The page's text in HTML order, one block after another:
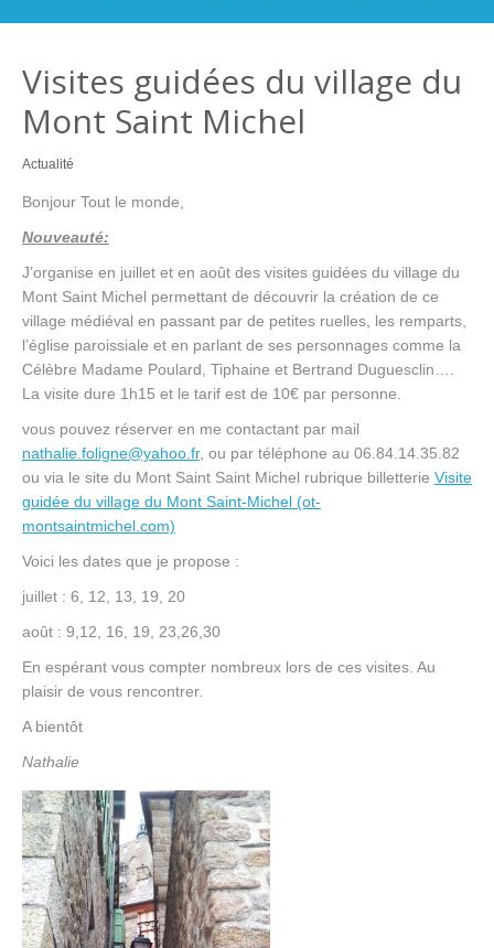
Visites guidées du village du
Mont Saint Michel
Actualité
Bonjour Tout le monde,
Nouveauté:
J’organise en juillet et en août des visites guidées du village du
Mont Saint Michel permettant de découvrir la création de ce
village médiéval en passant par de petites ruelles, les remparts,
l’église paroissiale et en parlant de ses personnages comme la
Célèbre Madame Poulard, Tiphaine et Bertrand Duguesclin….
La visite dure 1h15 et le tarif est de 10€ par personne.
vous pouvez réserver en me contactant par mail
nathalie.foligne@yahoo.fr, ou par téléphone au 06.84.14.35.82
ou via le site du Mont Saint Saint Michel rubrique billetterie Visite
guidée du village du Mont Saint-Michel (ot-
montsaintmichel.com)
Voici les dates que je propose :
juillet : 6, 12, 13, 19, 20
août : 9,12, 16, 19, 23,26,30
En espérant vous compter nombreux lors de ces visites. Au
plaisir de vous rencontrer.
A bientôt
Nathalie